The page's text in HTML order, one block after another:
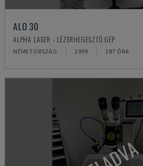
ALO 30
ALPHA LASER - LÉZERHEGESZTŐ GÉP
NÉMETORSZÁG 1999 187 ÓRA